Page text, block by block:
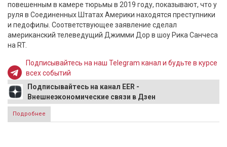
повешенным в камере тюрьмы в 2019 году, показывают, что у
руля в Соединенных Штатах Америки находятся преступники
и педофилы. Соответствующее заявление сделал
американский телеведущий Джимми Дор в шоу Рика Санчеса
на RT.
Подписывайтесь на наш Telegram канал и будьте в курсе
всех событий
Подписывайтесь на канал EER -
Внешнеэкономические связи в Дзен
Подробнее
склонило американских консерваторов на сторону Птуина